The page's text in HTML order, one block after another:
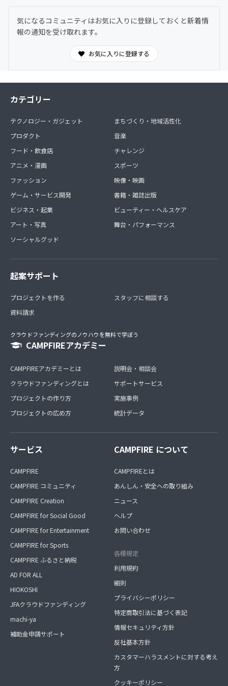
気になるコミュニティはお気に入りに登録しておくと新着情
報の通知を受け取れます。
お気に入りに登録する
カテゴリー
テクノロジー・ガジェット
プロダクト
フード・飲食店
アニメ・漫画
ファッション
ゲーム・サービス開発
ビジネス・起業
アート・写真
ソーシャルグッド
まちづくり・地域活性化
音楽
チャレンジ
スポーツ
映像・映画
書籍・雑誌出版
ビューティー・ヘルスケア
舞台・パフォーマンス
起案サポート
プロジェクトを作る
資料請求
スタッフに相談する
クラウドファンディングのノウハウを無料で学ぼう
CAMPFIREアカデミー
CAMPFIREアカデミーとは
クラウドファンディングとは
プロジェクトの作り方
プロジェクトの広め方
説明会・相談会
サポートサービス
実施事例
統計データ
サービス
CAMPFIRE
CAMPFIRE コミュニティ
CAMPFIRE Creation
CAMPFIRE for Social Good
CAMPFIRE for Entertainment
CAMPFIRE for Sports
CAMPFIRE ふるさと納税
AD FOR ALL
HIOKOSHI
JFAクラウドファンディング
machi-ya
補助金申請サポート
CAMPFIRE について
CAMPFIREとは
あんしん・安全への取り組み
ニュース
ヘルプ
お問い合わせ
各種規定
利用規約
細則
プライバシーポリシー
特定商取引法に基づく表記
情報セキュリティ方針
反社基本方針
カスタマーハラスメントに対する考え
方
クッキーポリシー